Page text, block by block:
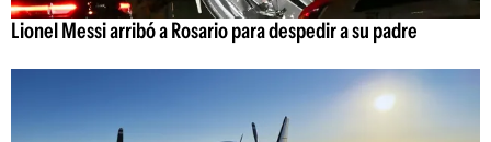
Lionel Messi arribó a Rosario para despedir a su padre